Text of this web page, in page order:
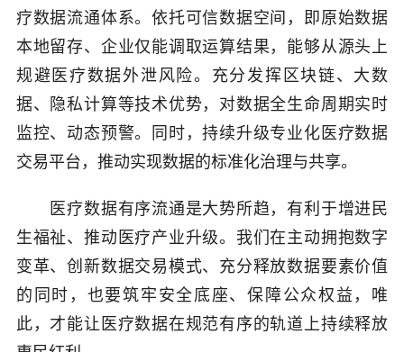
疗数据流通体系。依托可信数据空间，即原始数据
本地留存、企业仅能调取运算结果，能够从源头上
规避医疗数据外泄风险。充分发挥区块链、大数
据、隐私计算等技术优势，对数据全生命周期实时
监控、动态预警。同时，持续升级专业化医疗数据
交易平台，推动实现数据的标准化治理与共享。
医疗数据有序流通是大势所趋，有利于增进民
生福祉、推动医疗产业升级。我们在主动拥抱数字
变革、创新数据交易模式、充分释放数据要素价值
的同时，也要筑牢安全底座、保障公众权益，唯
此，才能让医疗数据在规范有序的轨道上持续释放